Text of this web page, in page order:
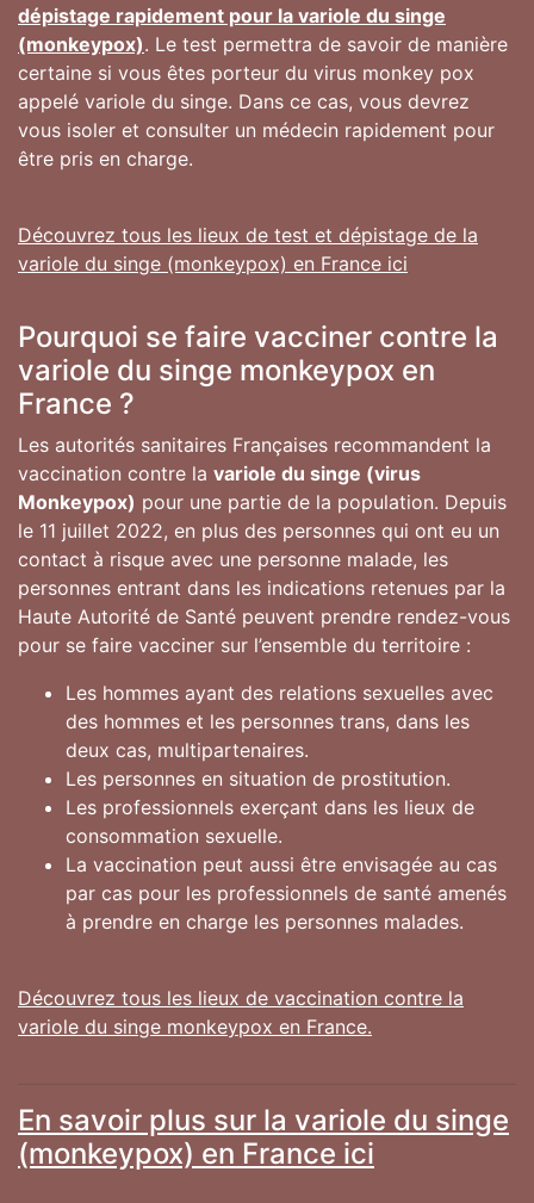
dépistage rapidement pour la variole du singe
(monkeypox). Le test permettra de savoir de manière
certaine si vous êtes porteur du virus monkey pox
appelé variole du singe. Dans ce cas, vous devrez
vous isoler et consulter un médecin rapidement pour
être pris en charge.
Découvrez tous les lieux de test et dépistage de la
variole du singe (monkeypox) en France ici
Pourquoi se faire vacciner contre la
variole du singe monkeypox en
France ?
Les autorités sanitaires Françaises recommandent la
vaccination contre la variole du singe (virus
Monkeypox) pour une partie de la population. Depuis
le 11 juillet 2022, en plus des personnes qui ont eu un
contact à risque avec une personne malade, les
personnes entrant dans les indications retenues par la
Haute Autorité de Santé peuvent prendre rendez-vous
pour se faire vacciner sur l’ensemble du territoire :
Les hommes ayant des relations sexuelles avec
des hommes et les personnes trans, dans les
deux cas, multipartenaires.
Les personnes en situation de prostitution.
Les professionnels exerçant dans les lieux de
consommation sexuelle.
La vaccination peut aussi être envisagée au cas
par cas pour les professionnels de santé amenés
à prendre en charge les personnes malades.
Découvrez tous les lieux de vaccination contre la
variole du singe monkeypox en France.
En savoir plus sur la variole du singe
(monkeypox) en France ici